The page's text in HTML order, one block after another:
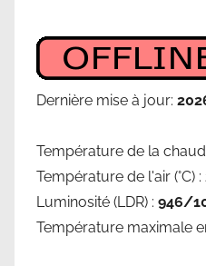
Dernière mise à jour:
Température de la
Température de l'air (°C) :
Luminosité (LDR) : 946/
Température maximale